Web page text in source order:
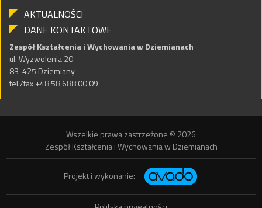
AKTUALNOŚCI
DANE KONTAKTOWE
Zespół Kształcenia i Wychowania w Dziemianach
ul. Wyzwolenia 20
83-425 Dziemiany
tel./fax +48 58 688 00 09
Wszelkie prawa zastrzeżone © 2026
Zespół Kształcenia i Wychowania w Dziemianach
Projekt i wykonanie: